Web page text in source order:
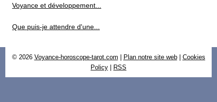
Voyance et développement...
Que puis-je attendre d'une...
© 2026 Voyance-horoscope-tarot.com | Plan notre site web| Cookies
Policy | RSS